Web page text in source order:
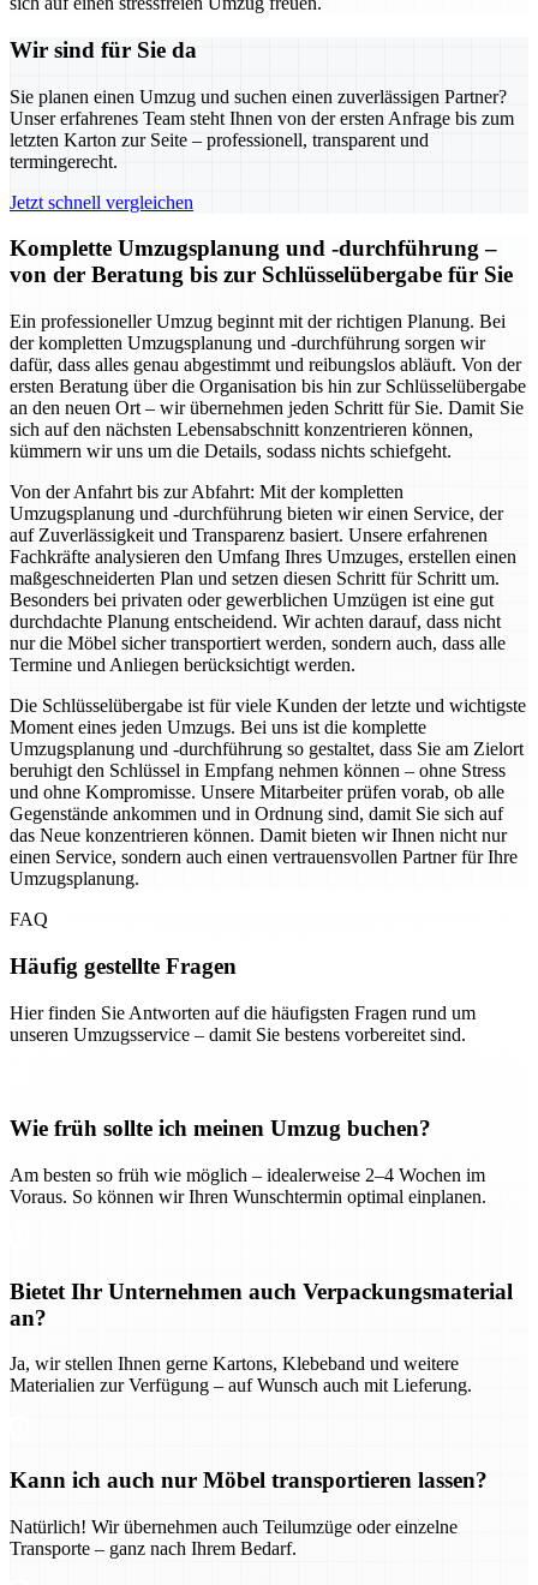
Wir sind für Sie da
Sie planen einen Umzug und suchen einen zuverlässigen Partner?
Unser erfahrenes Team steht Ihnen von der ersten Anfrage bis zum
letzten Karton zur Seite – professionell, transparent und
termingerecht.
Jetzt schnell vergleichen
Komplette Umzugsplanung und -durchführung –
von der Beratung bis zur Schlüsselübergabe für Sie
Ein professioneller Umzug beginnt mit der richtigen Planung. Bei
der kompletten Umzugsplanung und -durchführung sorgen wir
dafür, dass alles genau abgestimmt und reibungslos abläuft. Von der
ersten Beratung über die Organisation bis hin zur Schlüsselübergabe
an den neuen Ort – wir übernehmen jeden Schritt für Sie. Damit Sie
sich auf den nächsten Lebensabschnitt konzentrieren können,
kümmern wir uns um die Details, sodass nichts schiefgeht.
Von der Anfahrt bis zur Abfahrt: Mit der kompletten
Umzugsplanung und -durchführung bieten wir einen Service, der
auf Zuverlässigkeit und Transparenz basiert. Unsere erfahrenen
Fachkräfte analysieren den Umfang Ihres Umzuges, erstellen einen
maßgeschneiderten Plan und setzen diesen Schritt für Schritt um.
Besonders bei privaten oder gewerblichen Umzügen ist eine gut
durchdachte Planung entscheidend. Wir achten darauf, dass nicht
nur die Möbel sicher transportiert werden, sondern auch, dass alle
Termine und Anliegen berücksichtigt werden.
Die Schlüsselübergabe ist für viele Kunden der letzte und wichtigste
Moment eines jeden Umzugs. Bei uns ist die komplette
Umzugsplanung und -durchführung so gestaltet, dass Sie am Zielort
beruhigt den Schlüssel in Empfang nehmen können – ohne Stress
und ohne Kompromisse. Unsere Mitarbeiter prüfen vorab, ob alle
Gegenstände ankommen und in Ordnung sind, damit Sie sich auf
das Neue konzentrieren können. Damit bieten wir Ihnen nicht nur
einen Service, sondern auch einen vertrauensvollen Partner für Ihre
Umzugsplanung.
FAQ
Häufig gestellte Fragen
Hier finden Sie Antworten auf die häufigsten Fragen rund um
unseren Umzugsservice – damit Sie bestens vorbereitet sind.
Wie früh sollte ich meinen Umzug buchen?
Am besten so früh wie möglich – idealerweise 2–4 Wochen im
Voraus. So können wir Ihren Wunschtermin optimal einplanen.
Bietet Ihr Unternehmen auch Verpackungsmaterial
an?
Ja, wir stellen Ihnen gerne Kartons, Klebeband und weitere
Materialien zur Verfügung – auf Wunsch auch mit Lieferung.
Kann ich auch nur Möbel transportieren lassen?
Natürlich! Wir übernehmen auch Teilumzüge oder einzelne
Transporte – ganz nach Ihrem Bedarf.